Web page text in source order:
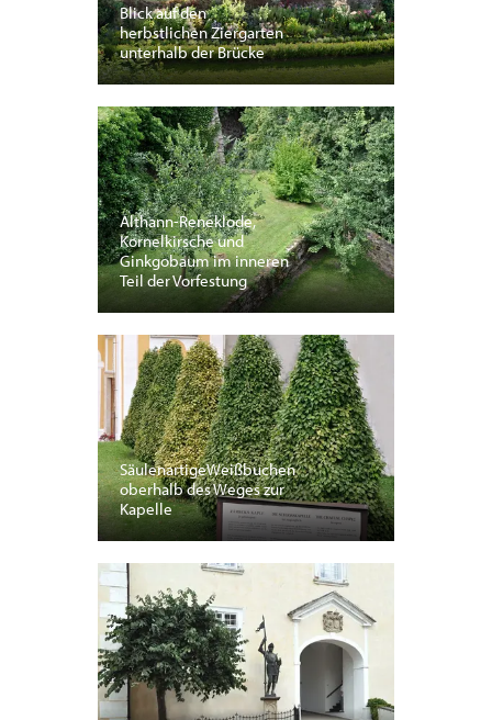
Blick auf den
herbstlichen Ziergarten
unterhalb der Brücke
Althann-Reneklode,
Kornelkirsche und
Ginkgobaum im inneren
Teil der Vorfestung
SäulenartigeWeißbuchen
oberhalb des Weges zur
Kapelle